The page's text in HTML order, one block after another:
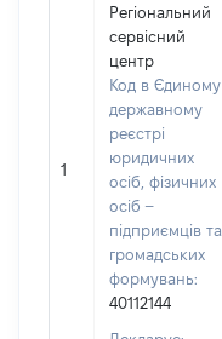
1
Регіональний
сервісний
центр
Код в Єдиному
державному
реєстрі
юридичних
осіб, фізичних
осіб –
підприємців та
громадських
формувань:
40112144